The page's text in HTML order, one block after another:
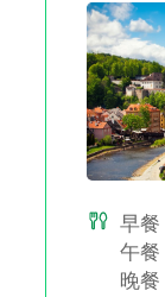
早餐
午餐
晚餐